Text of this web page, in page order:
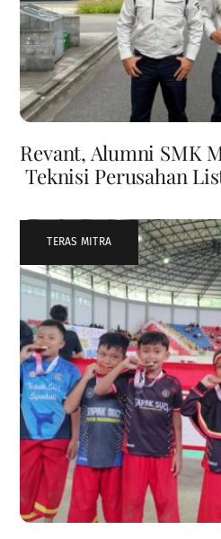
Revant, Alumni SMK
Teknisi Perusahan
TERAS MITRA